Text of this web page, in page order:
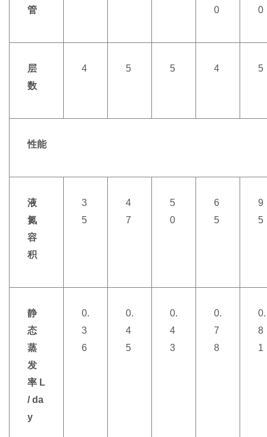
管 0 0
层
数
4 5 5 4 5
性能
液
氮
容
积
3
5
4
7
5
0
6
5
9
5
静
态
蒸
发
率 L
/ da
y
0.
3
6
0.
4
5
0.
4
3
0.
7
8
0.
8
1